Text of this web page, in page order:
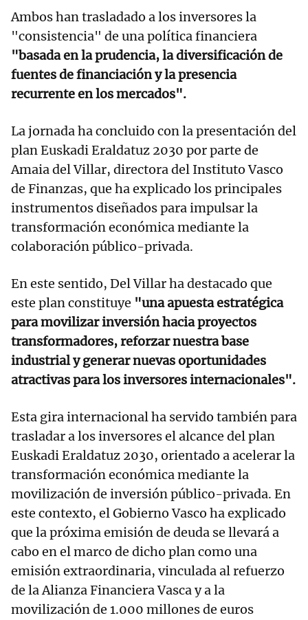
Ambos han trasladado a los inversores la
"consistencia" de una política financiera
"basada en la prudencia, la diversificación de
fuentes de financiación y la presencia
recurrente en los mercados".
La jornada ha concluido con la presentación del
plan Euskadi Eraldatuz 2030 por parte de
Amaia del Villar, directora del Instituto Vasco
de Finanzas, que ha explicado los principales
instrumentos diseñados para impulsar la
transformación económica mediante la
colaboración público-privada.
En este sentido, Del Villar ha destacado que
este plan constituye "una apuesta estratégica
para movilizar inversión hacia proyectos
transformadores, reforzar nuestra base
industrial y generar nuevas oportunidades
atractivas para los inversores internacionales".
Esta gira internacional ha servido también para
trasladar a los inversores el alcance del plan
Euskadi Eraldatuz 2030, orientado a acelerar la
transformación económica mediante la
movilización de inversión público-privada. En
este contexto, el Gobierno Vasco ha explicado
que la próxima emisión de deuda se llevará a
cabo en el marco de dicho plan como una
emisión extraordinaria, vinculada al refuerzo
de la Alianza Financiera Vasca y a la
movilización de 1.000 millones de euros